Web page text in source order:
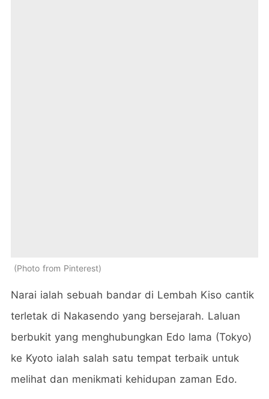
Photo from Pinterest
Narai ialah sebuah bandar di Lembah Kiso cantik
terletak di Nakasendo yang bersejarah. Laluan
berbukit yang menghubungkan Edo lama (Tokyo)
ke Kyoto ialah salah satu tempat terbaik untuk
melihat dan menikmati kehidupan zaman Edo.